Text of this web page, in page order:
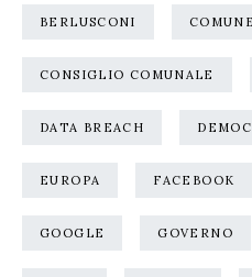
BERLUSCONI COMUNE
CONSIGLIO COMUNALE
DATA BREACH
EUROPA FACEBOOK
GOOGLE GOVERNO